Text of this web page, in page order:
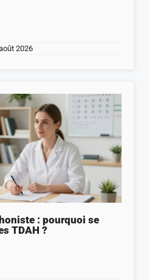
2026
: pourquoi se
TDAH ?